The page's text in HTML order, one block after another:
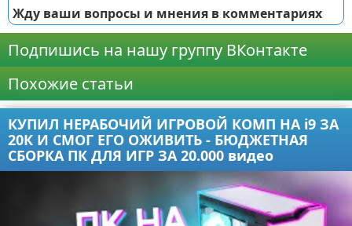
Жду ваши вопросы и мнения в комментариях
Подпишись на нашу группу ВКонтакте
Похожие статьи
КУПИЛ НЕРАБОЧИЙ ИГРОВОЙ КОМП НА i9 ЗА
20К И СМОГ ЕГО ОЖИВИТЬ - БЮДЖЕТНАЯ
СБОРКА ПК ДЛЯ ИГР ЗА 20.000 видео